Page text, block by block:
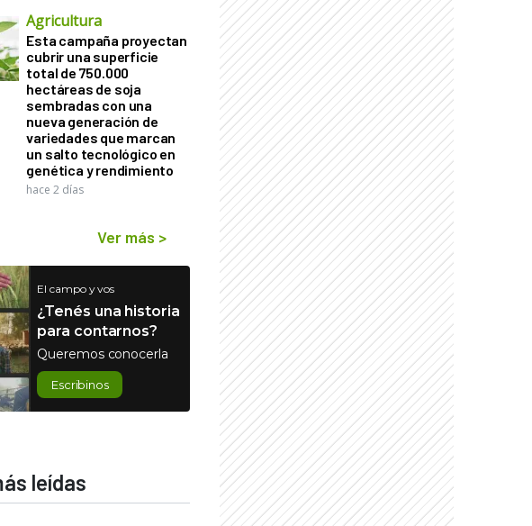
Agricultura
Esta campaña proyectan
cubrir una superficie
total de 750.000
hectáreas de soja
sembradas con una
nueva generación de
variedades que marcan
un salto tecnológico en
genética y rendimiento
hace 2 días
Ver más >
El campo y vos
¿Tenés una historia
para contarnos?
Queremos conocerla
Escribinos
leídas